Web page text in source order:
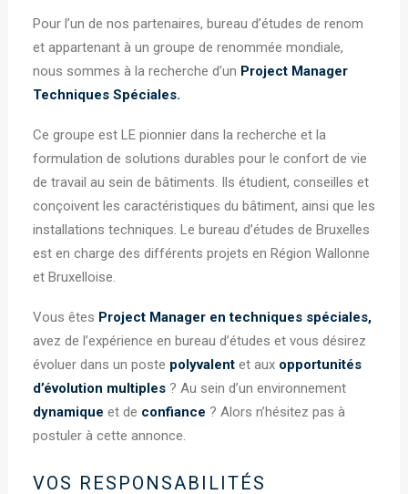
Pour l’un de nos partenaires, bureau d’études de renom
et appartenant à un groupe de renommée mondiale,
nous sommes à la recherche d’un Project Manager
Techniques Spéciales.
Ce groupe est LE pionnier dans la recherche et la
formulation de solutions durables pour le confort de vie
de travail au sein de bâtiments. Ils étudient, conseilles et
conçoivent les caractéristiques du bâtiment, ainsi que les
installations techniques. Le bureau d’études de Bruxelles
est en charge des différents projets en Région Wallonne
et Bruxelloise.
Vous êtes Project Manager en techniques spéciales,
avez de l’expérience en bureau d’études et vous désirez
évoluer dans un poste polyvalent et aux opportunités
d’évolution multiples ? Au sein d’un environnement
dynamique et de confiance ? Alors n’hésitez pas à
postuler à cette annonce.
VOS RESPONSABILITÉS